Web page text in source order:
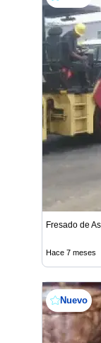
Fresado de
Hace 7 meses
Nuevo